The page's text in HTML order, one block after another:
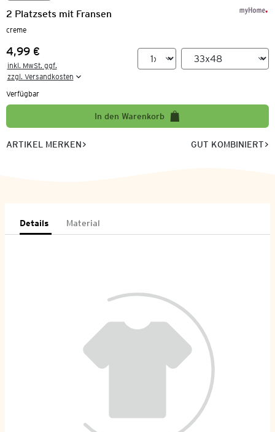
2 Platzsets mit Fransen
creme
Preis:
4,99 €
inkl. MwSt. ggf.
zzgl. Versandkosten
Verfügbar
In den Warenkorb
ARTIKEL MERKEN GUT KOMBINIERT
Details Material